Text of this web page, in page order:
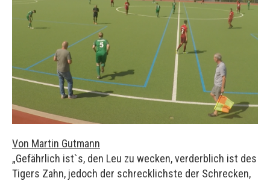
Von Martin Gutmann
„Gefährlich ist`s, den Leu zu wecken, verderblich ist des
Tigers Zahn, jedoch der schrecklichste der Schrecken,